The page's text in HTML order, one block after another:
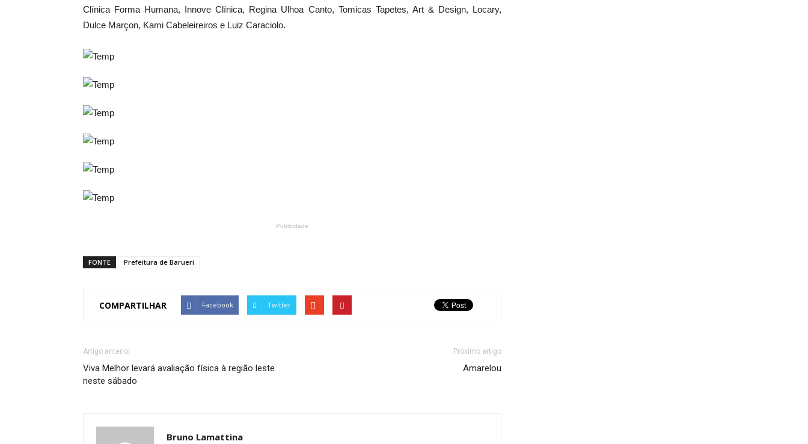
Clínica Forma Humana, Innove Clínica, Regina Ulhoa Canto, Tomicas Tapetes, Art & Design, Locary,
Dulce Marçon, Kami Cabeleireiros e Luiz Caraciolo.
Publicidade
FONTE Prefeitura de Barueri
COMPARTILHAR Facebook Twitter
Artigo anterior
Viva Melhor levará avaliação física à região leste
neste sábado
Próximo artigo
Amarelou
Bruno Lamattina